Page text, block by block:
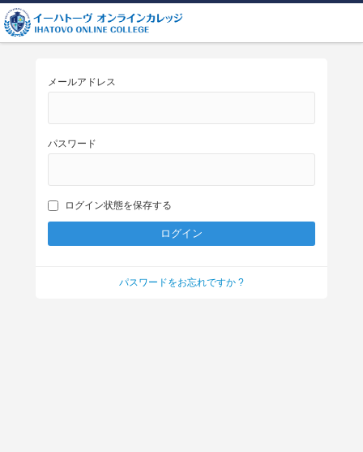
メールアドレス
パスワード
ログイン状態を保存する
パスワードをお忘れですか ?